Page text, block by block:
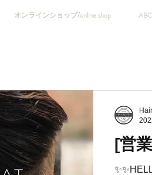
オンラインショップ/online shop
[営